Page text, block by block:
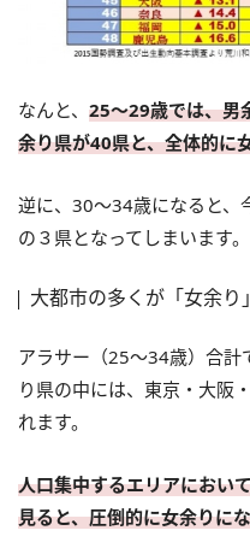
なんと、 25～29歳では、男
余り県が40県と、全体的に
逆に、30～34歳になると、
の３県となってしまいます。
大都市の多くが「女余り」
アラサー（25～34歳）合
り県の中には、東京・大阪
れます。
人口集中するエリアにおい
見ると、圧倒的に女余りに